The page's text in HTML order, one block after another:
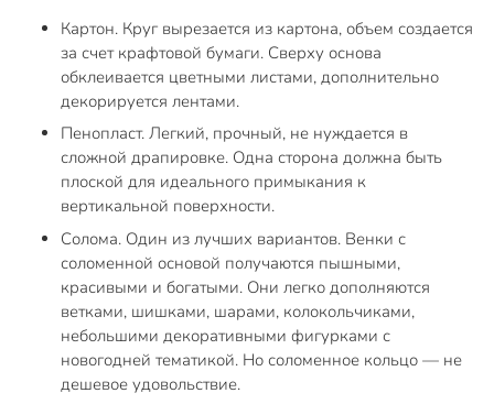
Картон. Круг вырезается из картона, объем создается
за счет крафтовой бумаги. Сверху основа
обклеивается цветными листами, дополнительно
декорируется лентами.
Пенопласт. Легкий, прочный, не нуждается в
сложной драпировке. Одна сторона должна быть
плоской для идеального примыкания к
вертикальной поверхности.
Солома. Один из лучших вариантов. Венки с
соломенной основой получаются пышными,
красивыми и богатыми. Они легко дополняются
ветками, шишками, шарами, колокольчиками,
небольшими декоративными фигурками с
новогодней тематикой. Но соломенное кольцо — не
дешевое удовольствие.